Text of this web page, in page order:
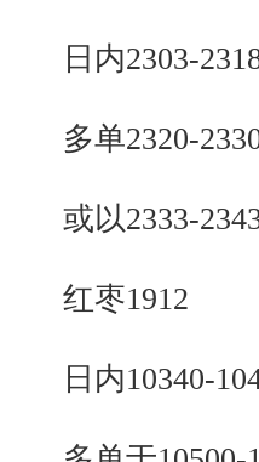
日内2303-2318
多单2320-
或以2333-2343
红枣1912
日内10340-